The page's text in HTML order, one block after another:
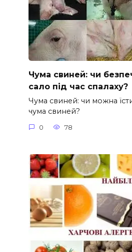
Чума свиней: чи
сало під час спалаху?
Чума свиней: чи можна
чума свиней?
0 78